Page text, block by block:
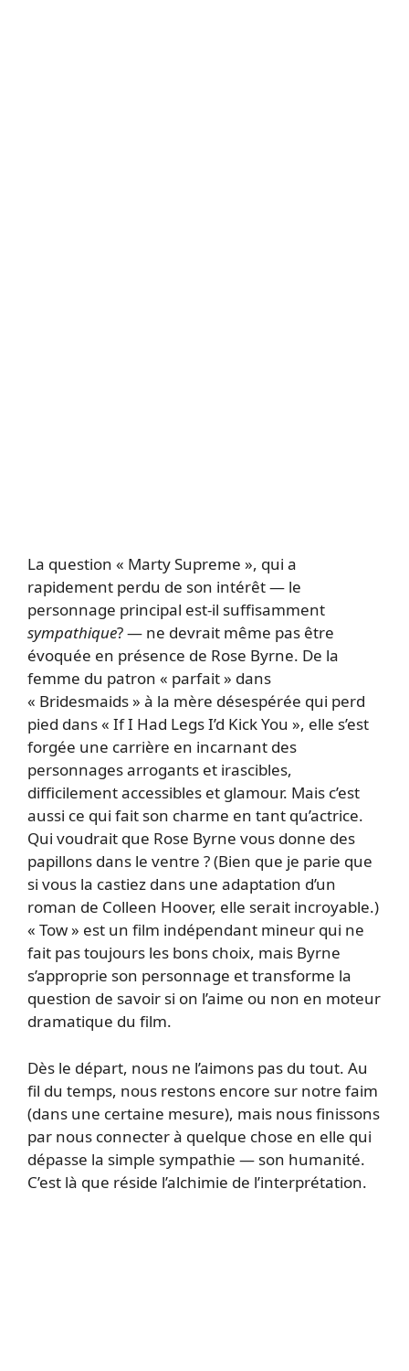
La question « Marty Supreme », qui a
rapidement perdu de son intérêt — le
personnage principal est-il suffisamment
sympathique? — ne devrait même pas être
évoquée en présence de Rose Byrne. De la
femme du patron « parfait » dans
« Bridesmaids » à la mère désespérée qui perd
pied dans « If I Had Legs I’d Kick You », elle s’est
forgée une carrière en incarnant des
personnages arrogants et irascibles,
difficilement accessibles et glamour. Mais c’est
aussi ce qui fait son charme en tant qu’actrice.
Qui voudrait que Rose Byrne vous donne des
papillons dans le ventre ? (Bien que je parie que
si vous la castiez dans une adaptation d’un
roman de Colleen Hoover, elle serait incroyable.)
« Tow » est un film indépendant mineur qui ne
fait pas toujours les bons choix, mais Byrne
s’approprie son personnage et transforme la
question de savoir si on l’aime ou non en moteur
dramatique du film.
Dès le départ, nous ne l’aimons pas du tout. Au
fil du temps, nous restons encore sur notre faim
(dans une certaine mesure), mais nous finissons
par nous connecter à quelque chose en elle qui
dépasse la simple sympathie — son humanité.
C’est là que réside l’alchimie de l’interprétation.